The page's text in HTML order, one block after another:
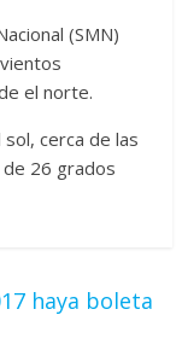
(SMN)
el norte.
cerca de las
26 grados
haya boleta